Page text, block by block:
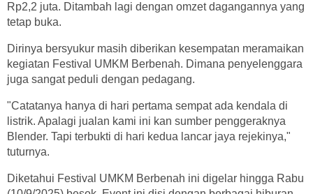
Rp2,2 juta. Ditambah lagi dengan omzet dagangannya yang
tetap buka.
Dirinya bersyukur masih diberikan kesempatan meramaikan
kegiatan Festival UMKM Berbenah. Dimana penyelenggara
juga sangat peduli dengan pedagang.
"Catatanya hanya di hari pertama sempat ada kendala di
listrik. Apalagi jualan kami ini kan sumber penggeraknya
Blender. Tapi terbukti di hari kedua lancar jaya rejekinya,"
tuturnya.
Diketahui Festival UMKM Berbenah ini digelar hingga Rabu